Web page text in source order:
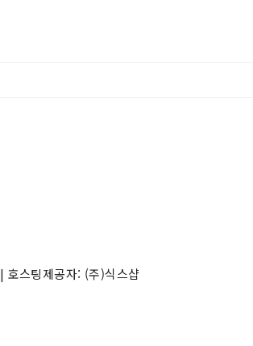
| 호스팅제공자: (주)식스샵